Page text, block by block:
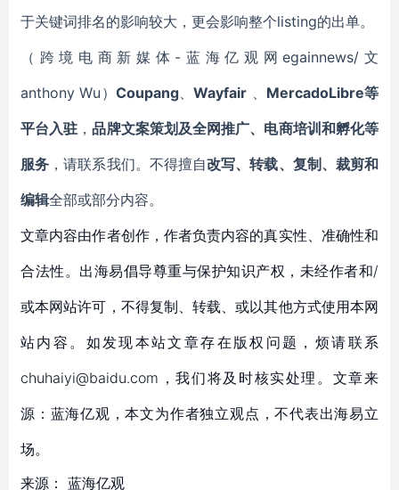
于关键词排名的影响较大，更会影响整个listing的出单。
（跨境电商新媒体-蓝海亿观网egainnews/文
anthony Wu） Coupang、Wayfair 、 MercadoLibre等
平台入驻 ，品牌文案策划及全网推广、电商培训和孵化等
服务 ，请联系我们。不得擅自改写、转载、复制、裁剪和
编辑全部或部分内容。
文章内容由作者创作，作者负责内容的真实性、准确性和
合法性。出海易倡导尊重与保护知识产权，未经作者和/
或本网站许可，不得复制、转载、或以其他方式使用本网
站内容。如发现本站文章存在版权问题，烦请联系
chuhaiyi@baidu.com，我们将及时核实处理。文章来
源：蓝海亿观，本文为作者独立观点，不代表出海易立
场。
来源： 蓝海亿观